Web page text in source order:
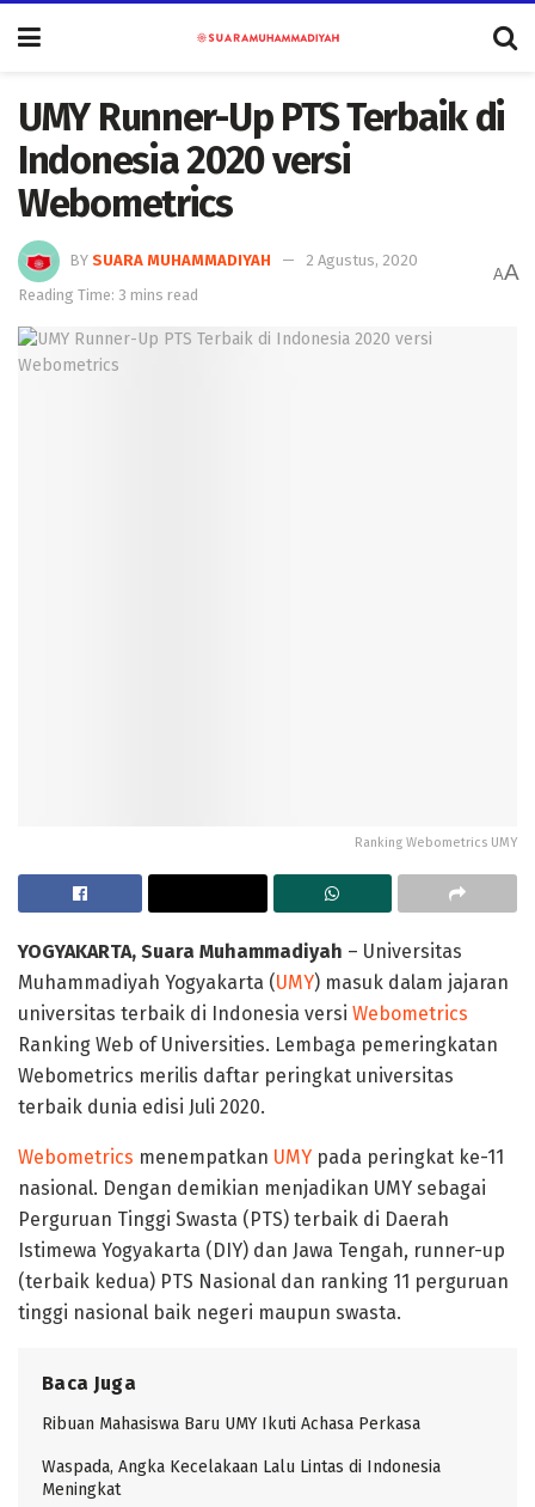
UMY Runner-Up PTS Terbaik di
Indonesia 2020 versi
Webometrics
BY SUARA MUHAMMADIYAH
2 Agustus, 2020
Reading Time: 3 mins read
AA
Ranking Webometrics UMY
YOGYAKARTA, Suara Muhammadiyah – Universitas
Muhammadiyah Yogyakarta (UMY) masuk dalam jajaran
universitas terbaik di Indonesia versi Webometrics
Ranking Web of Universities. Lembaga pemeringkatan
Webometrics merilis daftar peringkat universitas
terbaik dunia edisi Juli 2020.
Webometrics menempatkan UMY pada peringkat ke-11
nasional. Dengan demikian menjadikan UMY sebagai
Perguruan Tinggi Swasta (PTS) terbaik di Daerah
Istimewa Yogyakarta (DIY) dan Jawa Tengah, runner-up
(terbaik kedua) PTS Nasional dan ranking 11 perguruan
tinggi nasional baik negeri maupun swasta.
Baca Juga
Ribuan Mahasiswa Baru UMY Ikuti Achasa Perkasa
Waspada, Angka Kecelakaan Lalu Lintas di Indonesia
Meningkat